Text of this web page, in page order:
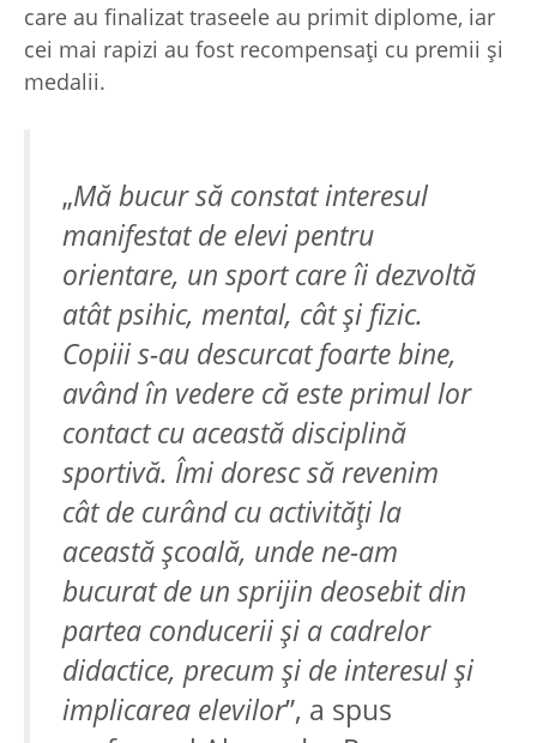
care au finalizat traseele au primit diplome, iar
cei mai rapizi au fost recompensați cu premii și
medalii.
„Mă bucur să constat interesul
manifestat de elevi pentru
orientare, un sport care îi dezvoltă
atât psihic, mental, cât și fizic.
Copiii s-au descurcat foarte bine,
având în vedere că este primul lor
contact cu această disciplină
sportivă. Îmi doresc să revenim
cât de curând cu activități la
această școală, unde ne-am
bucurat de un sprijin deosebit din
partea conducerii și a cadrelor
didactice, precum și de interesul și
implicarea elevilor”, a spus